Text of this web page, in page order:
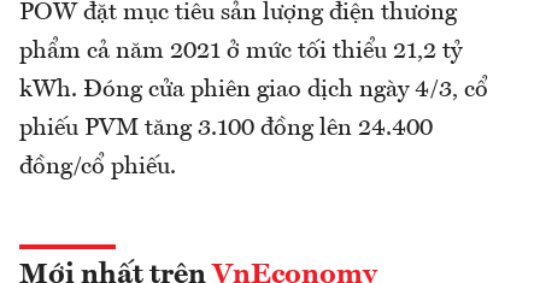
POW đặt mục tiêu sản lượng điện thương
phẩm cả năm 2021 ở mức tối thiểu 21,2 tỷ
kWh. Đóng cửa phiên giao dịch ngày 4/3, cổ
phiếu PVM tăng 3.100 đồng lên 24.400
đồng/cổ phiếu.
Mới nhất trên VnEconomy